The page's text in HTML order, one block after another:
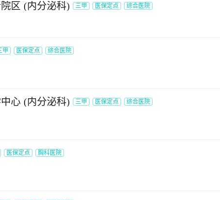
区 (内分泌科) 三甲 医保定点 综合医院
甲 医保定点 综合医院
心 (内分泌科) 三甲 医保定点 综合医院
医保定点 胸科医院